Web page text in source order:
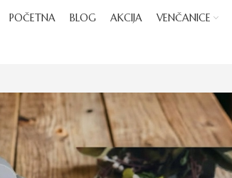
POČETNA BLOG AKCIJA VENČANICE